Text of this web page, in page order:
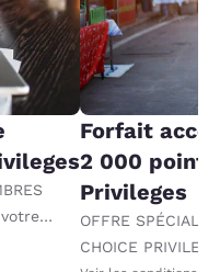
votre
en
Forfait
2 000
Privileges
OFFRE SPÉCIALE
CHOICE